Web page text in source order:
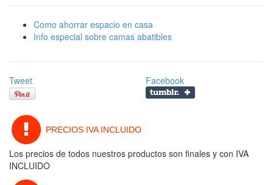
Como ahorrar espacio en casa
Info especial sobre camas abatibles
Tweet Facebook
PRECIOS IVA INCLUIDO
Los precios de todos nuestros productos son finales y con IVA
INCLUIDO